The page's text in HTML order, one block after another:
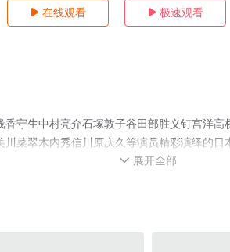
 在线观看  极速观看
守生中村亮介石塚敦子谷田部胜义钉宫洋
菜翠木内秀信川原庆久等演员精彩演绎的
动漫全集就上天堂电影网，更多相关信息可移
 展开全部